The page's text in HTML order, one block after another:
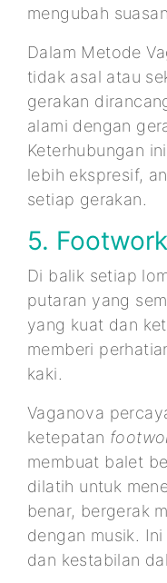
mengubah
Dalam Metode
tidak asal atau
gerakan
alami dengan
Keterhubungan
lebih ekspresif,
setiap gerakan.
5. Footwork
Di balik setiap
putaran yang
yang kuat dan
memberi
kaki.
Vaganova
ketepatan
membuat balet
dilatih untuk
benar, bergerak
dengan musik.
dan kestabilan